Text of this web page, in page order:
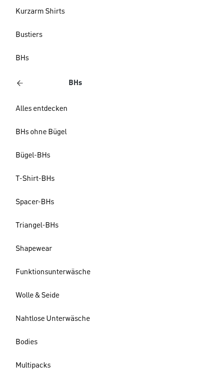
Kurzarm Shirts
Bustiers
BHs
BHs
Alles entdecken
BHs ohne Bügel
Bügel-BHs
T-Shirt-BHs
Spacer-BHs
Triangel-BHs
Shapewear
Funktionsunterwäsche
Wolle & Seide
Nahtlose Unterwäsche
Bodies
Multipacks